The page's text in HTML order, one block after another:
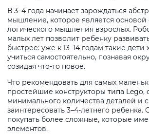
В 3–4 года начинает зарождаться
мышление, которое является основой
логического мышления взрослых.
малых лет позволит ребенку
быстрее: уже к 13–14 годам такие дети
учиться самостоятельно, познавая
созидая что-то новое.
Что рекомендовать для самых
простейшие конструкторы типа Lego,
минимального количества деталей и
заинтересовать 3–4-летнего ребенка.
покупать более сложные, которые
элементов.